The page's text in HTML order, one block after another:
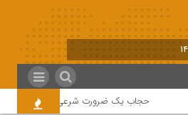
حجاب یک ضرورت شرعی قانونی و همه